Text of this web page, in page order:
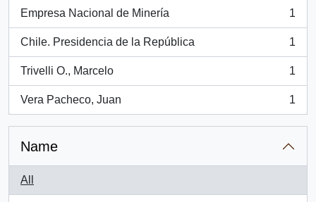
Empresa Nacional de Minería
, 1 results
1
Chile. Presidencia de la República
, 1 results
1
Trivelli O., Marcelo
, 1 results
1
Vera Pacheco, Juan
, 1 results
1
Name
All